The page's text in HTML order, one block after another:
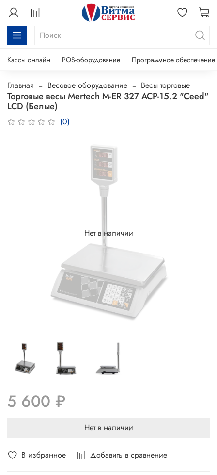
Кассы онлайн POS-оборудование Программное обеспечение
Главная Весовое оборудование Весы торговые
Торговые весы Mertech M-ER 327 ACP-15.2 "Ceed"
LCD (Белые)
(0)
В избранное Добавить в сравнение
Нет в наличии
5 600 ₽
Нет в наличии